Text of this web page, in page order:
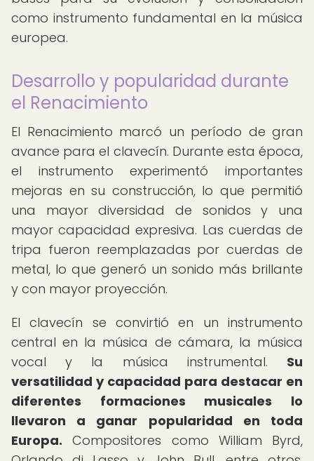
como instrumento fundamental en la música
europea.
Desarrollo y popularidad durante
el Renacimiento
El Renacimiento marcó un período de gran
avance para el clavecín. Durante esta época,
el instrumento experimentó importantes
mejoras en su construcción, lo que permitió
una mayor diversidad de sonidos y una
mayor capacidad expresiva. Las cuerdas de
tripa fueron reemplazadas por cuerdas de
metal, lo que generó un sonido más brillante
y con mayor proyección.
El clavecín se convirtió en un instrumento
central en la música de cámara, la música
vocal y la música instrumental. Su
versatilidad y capacidad para destacar en
diferentes formaciones musicales lo
llevaron a ganar popularidad en toda
Europa. Compositores como William Byrd,